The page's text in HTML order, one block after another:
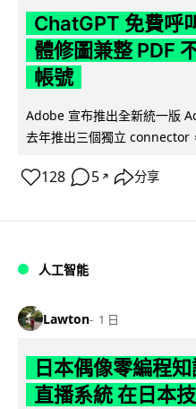
ChatGPT 免費呼
體修圖兼整 PDF
帳號
Adobe 宣布推出全新統一版
去年推出三個獨立 connector
128 5 ↗ 分享
人工智能
Lawton 1 日
日本偶像零編程
直播系統 在日本